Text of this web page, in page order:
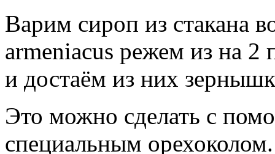
Варим сироп из стакана
armeniacus режем из на
и достаём из них
Это можно сделать с
специальным